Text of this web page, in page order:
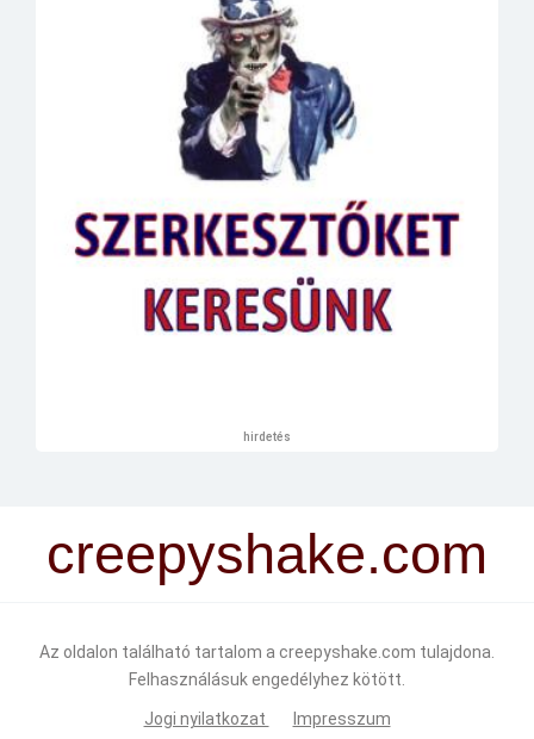
hirdetés
creepyshake.com
Az oldalon található tartalom a creepyshake.com tulajdona.
Felhasználásuk engedélyhez kötött.
Jogi nyilatkozat Impresszum